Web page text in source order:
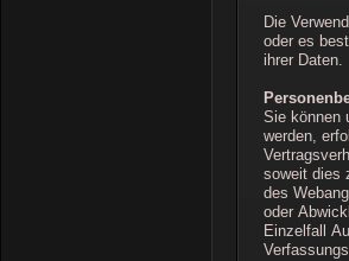
Die
oder es
ihrer Daten.
Sie können
werden,
soweit dies
des
oder
Einzelfall